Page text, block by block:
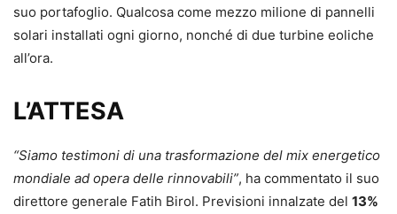
suo portafoglio. Qualcosa come mezzo milione di pannelli
solari installati ogni giorno, nonché di due turbine eoliche
all’ora.
L’ATTESA
“Siamo testimoni di una trasformazione del mix energetico
mondiale ad opera delle rinnovabili”, ha commentato il suo
direttore generale Fatih Birol. Previsioni innalzate del 13%